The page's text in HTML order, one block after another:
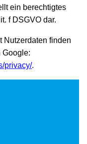
ein berechtigtes
f DSGVO dar.
Nutzerdaten finden
Google:
privacy/.